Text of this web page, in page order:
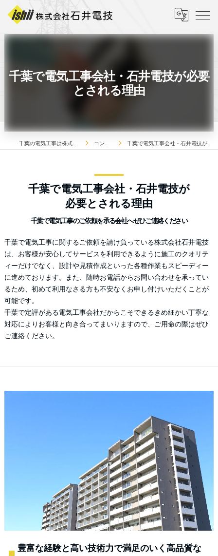
千葉で電気工事会社・石井電技が必要
とされる理由
千葉の電気工事は株式会社石井電技 コンセプト 千葉で電気工事会社・石井電技が必要とされる理由
千葉で電気工事のご依頼を承る会社へぜひご連絡ください
千葉で電気工事会社・石井電技が
必要とされる理由
千葉で電気工事に関するご依頼を請け負っている株式会社石井電技
は、お客様が安心してサービスを利用できるように施工のクオリテ
ィーだけでなく、設計や見積作成といった各種作業もスピーディー
に進めております。また、随時お電話からお問い合わせを承ってい
るため、初めて利用なさる方も不安なくお申し付けいただくことが
可能です。
千葉で定評がある電気工事会社だからこそできるきめ細かい丁寧な
対応によりお客様と向き合ってまいりますので、ご用命の際はぜひ
ご連絡ください。
豊富な経験と高い技術力で満足のいく高品質な